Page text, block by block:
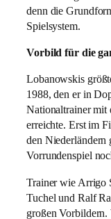
denn die
Spielsystem.
Vorbild für die
Lobanowskis
1988, den er in
Nationaltrainer mit
erreichte. Erst im
den Niederländern
Vorrundenspiel
Trainer wie Arrigo
Tuchel und Ralf
großen